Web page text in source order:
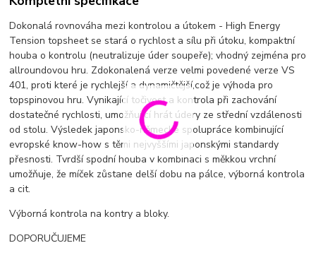
Dokonalá rovnováha mezi kontrolou a útokem - High Energy
Tension topsheet se stará o rychlost a sílu při útoku, kompaktní
houba o kontrolu (neutralizuje úder soupeře); vhodný zejména pro
allroundovou hru. Zdokonalená verze velmi povedené verze VS
401, proti které je rychlejší a dynamičtější,což je výhoda pro
topspinovou hru. Vynikající točivost a kontrola při zachování
dostatečné rychlosti, umožňující hrát údery ze střední vzdálenosti
od stolu. Výsledek japonsko-německé spolupráce kombinující
evropské know-how s těmi nejvyššími japonskými standardy
přesnosti. Tvrdší spodní houba v kombinaci s měkkou vrchní
umožňuje, že míček zůstane delší dobu na pálce, výborná kontrola
a cit.
Výborná kontrola na kontry a bloky.
DOPORUČUJEME